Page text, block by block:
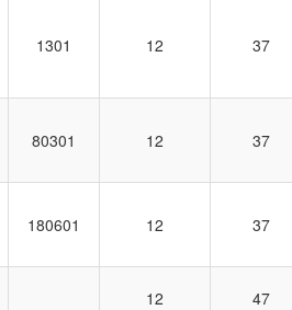
1301 12 37
80301 12 37
180601 12 37
12 47